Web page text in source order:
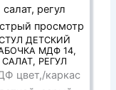
просмотр
ДЕТСКИЙ
МДФ 14,
САЛАТ, РЕГУЛ
цвет,/каркас